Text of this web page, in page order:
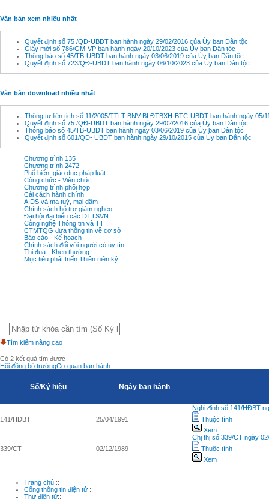
Văn bản xem nhiều nhất
Quyết định số 75 /QĐ-UBDT ban hành ngày 29/02/2016 của Ủy ban Dân tộc
Giấy mời số 786/GM-VP ban hành ngày 20/10/2023 của Ủy ban Dân tộc
Thông báo số 45/TB-UBDT ban hành ngày 03/06/2019 của Ủy ban Dân tộc
Quyết định số 723/QĐ-UBDT ban hành ngày 06/10/2023 của Ủy ban Dân tộc
Văn bản download nhiều nhất
Thông tư liên tịch số 11/2005/TTLT-BNV-BLĐTBXH-BTC-UBDT ban hành ngày 05/
Quyết định số 75 /QĐ-UBDT ban hành ngày 29/02/2016 của Ủy ban Dân tộc
Thông báo số 45/TB-UBDT ban hành ngày 03/06/2019 của Ủy ban Dân tộc
Quyết định số 601/QĐ- UBDT ban hành ngày 29/10/2015 của Ủy ban Dân tộc
Chương trình 135
Chương trình 2472
Phổ biến, giáo dục pháp luật
Công chức - Viên chức
Chương trình phối hợp
Cải cách hành chính
AIDS và ma tuý, mại dâm
Chính sách hỗ trợ giảm nghèo
Đại hội đại biểu các DTTSVN
Công nghệ Thông tin và TT
CTMTQG đưa thông tin về cơ sở
Báo cáo - Kế hoạch
Chính sách đối với người có uy tín
Thi đua - Khen thưởng
Mục tiêu phát triển Thiên niên kỷ
Tìm kiếm nâng cao
Có 2 kết quả tìm được
Cơ quan ban hành
Hội đồng bộ trưởng
Số/Ký hiệu Ngày ban hành
141/HĐBT 25/04/1991
Nghị định số 141/HĐBT
Thuộc tính
Xem
339/CT 02/12/1989
Chị thị số 339/CT ngày
Thuộc tính
Xem
Trang chủ ::
Cổng thông tin điện tử ::
Thư điện tử::